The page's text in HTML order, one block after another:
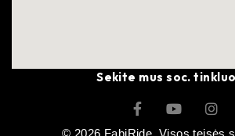
Sekite mus soc.
© 2026 FabiRide. Visos teisės